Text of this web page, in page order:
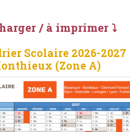
/ à imprimer ⤵
Scolaire 2026-2027
(Zone A)